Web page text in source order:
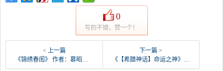
0
写的不错，赞一个！
< 上一篇
《锦绣春闺》 作者：慕昭君 txt文件大小：1.39 MB
下一篇 >
《【希腊神话】命运之神》 作者：羽蛇神 txt文件大小：215.56 KB